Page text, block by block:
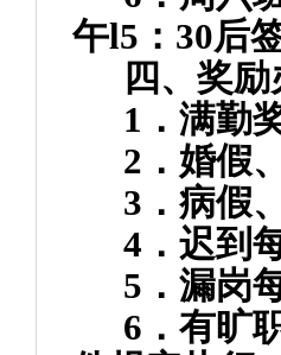
午l5 ： 30后
四、奖
1 ．满勤
2 ．婚假
3 ．病假
4 ．迟到
5 ．漏岗
6 ．有旷